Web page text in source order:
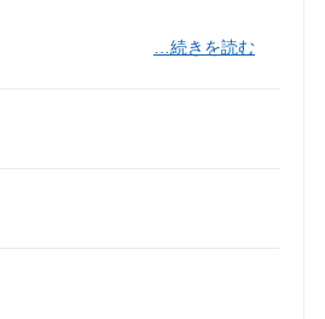
…続きを読む